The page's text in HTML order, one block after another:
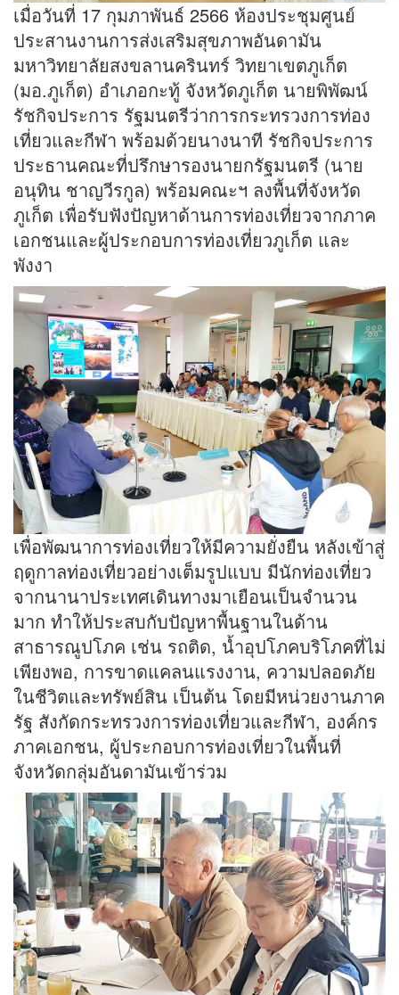
เมื่อวันที่ 17 กุมภาพันธ์ 2566 ห้องประชุมศูนย์
ประสานงานการส่งเสริมสุขภาพอันดามัน
มหาวิทยาลัยสงขลานครินทร์ วิทยาเขตภูเก็ต
(มอ.ภูเก็ต) อำเภอกะทู้ จังหวัดภูเก็ต นายพิพัฒน์
รัชกิจประการ รัฐมนตรีว่าการกระทรวงการท่อง
เที่ยวและกีฬา พร้อมด้วยนางนาที รัชกิจประการ
ประธานคณะที่ปรึกษารองนายกรัฐมนตรี (นาย
อนุทิน ชาญวีรกูล) พร้อมคณะฯ ลงพื้นที่จังหวัด
ภูเก็ต เพื่อรับฟังปัญหาด้านการท่องเที่ยวจากภาค
เอกชนและผู้ประกอบการท่องเที่ยวภูเก็ต และ
พังงา
เพื่อพัฒนาการท่องเที่ยวให้มีความยั่งยืน หลังเข้าสู่
ฤดูกาลท่องเที่ยวอย่างเต็มรูปแบบ มีนักท่องเที่ยว
จากนานาประเทศเดินทางมาเยือนเป็นจำนวน
มาก ทำให้ประสบกับปัญหาพื้นฐานในด้าน
สาธารณูปโภค เช่น รถติด, น้ำอุปโภคบริโภคที่ไม่
เพียงพอ, การขาดแคลนแรงงาน, ความปลอดภัย
ในชีวิตและทรัพย์สิน เป็นต้น โดยมีหน่วยงานภาค
รัฐ สังกัดกระทรวงการท่องเที่ยวและกีฬา, องค์กร
ภาคเอกชน, ผู้ประกอบการท่องเที่ยวในพื้นที่
จังหวัดกลุ่มอันดามันเข้าร่วม